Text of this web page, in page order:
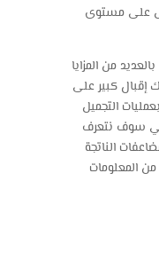
على مستوى
من المزايا
إقبال كبير على
التجميل
سوف نتعرف
الناتجة
المعلومات